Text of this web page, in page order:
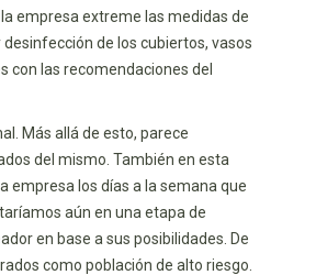
empresa extreme las medidas de
de los cubiertos, vasos
con las recomendaciones del
Más allá de esto, parece
del mismo. También en esta
empresa los días a la semana que
aún en una etapa de
en base a sus posibilidades. De
como población de alto riesgo.